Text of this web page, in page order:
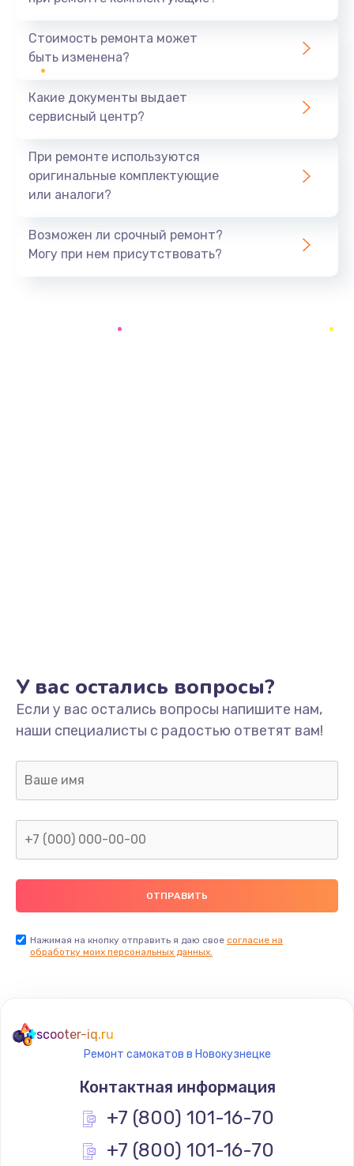
1440 руб.
Ремонт южного моста
Замена батарейки BIOS
Заказать
Замена/Pемонт карбюратора
1300 руб.
Заказать
Ремонт капиллярной трубки
400 руб.
Заказать
Замена термостата
1200 руб.
Заказать
Замена реле
Стоимость ремонта может
быть изменена?
Какие документы выдает
сервисный центр?
При ремонте используются
оригинальные комплектующие
или аналоги?
Возможен ли срочный ремонт?
Могу при нем присутствовать?
У вас остались вопросы?
Если у вас остались вопросы напишите нам,
наши специалисты с радостью ответят вам!
Нажимая на кнопку отправить я даю свое согласие на
обработку моих персональных данных.
scooter-iq.ru
Ремонт самокатов в Новокузнецке
Контактная информация
+7 (800) 101-16-70
+7 (800) 101-16-70